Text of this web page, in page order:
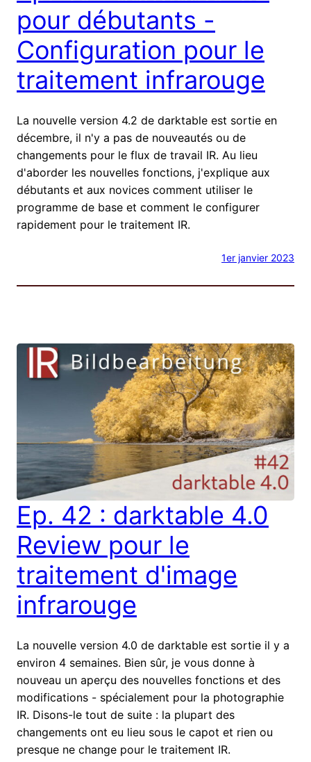
pour débutants -
Configuration pour le
traitement infrarouge
La nouvelle version 4.2 de darktable est sortie en
décembre, il n'y a pas de nouveautés ou de
changements pour le flux de travail IR. Au lieu
d'aborder les nouvelles fonctions, j'explique aux
débutants et aux novices comment utiliser le
programme de base et comment le configurer
rapidement pour le traitement IR.
1er janvier 2023
Ep. 42 : darktable 4.0
Review pour le
traitement d'image
infrarouge
La nouvelle version 4.0 de darktable est sortie il y a
environ 4 semaines. Bien sûr, je vous donne à
nouveau un aperçu des nouvelles fonctions et des
modifications - spécialement pour la photographie
IR. Disons-le tout de suite : la plupart des
changements ont eu lieu sous le capot et rien ou
presque ne change pour le traitement IR.